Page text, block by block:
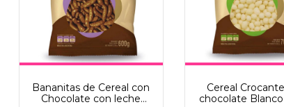
Bananitas de Cereal con
Chocolate con leche
Cereal
chocolate